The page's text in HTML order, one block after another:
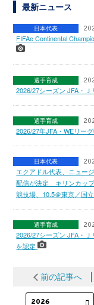
最新ニュース
日本代表
FIFAe Continental
選手育成
2026/27シーズン JFA・
選手育成
2026/27年JFA・WEリー
日本代表
エクアドル代表、ニュー
配信が決定 キリンカッ
競技場、10.5＠東京／国
選手育成
2026/27シーズン JFA・Ｊ
を認定
前の記事へ